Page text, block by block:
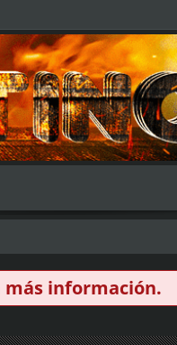
más información.